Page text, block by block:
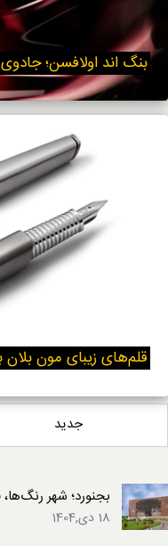
بنگ اند اولافسن؛
قلم‌های زیبای مون بلان
جدید
بجنورد؛ شهر
18 دی,1404